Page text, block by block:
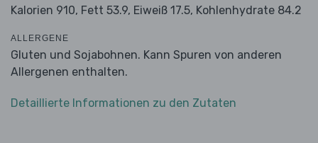
Kalorien 910, Fett 53.9, Eiweiß 17.5, Kohlenhydrate 84.2
ALLERGENE
Gluten und Sojabohnen. Kann Spuren von anderen
Allergenen enthalten.
Detaillierte Informationen zu den Zutaten